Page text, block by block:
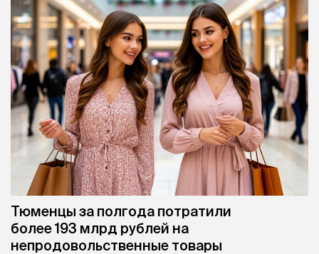
Тюменцы за полгода потратили
более 193 млрд рублей на
непродовольственные товары